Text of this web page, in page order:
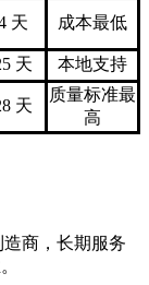
天 成本最低
天 本地支持
天
质量标准最
高
商，长期服务